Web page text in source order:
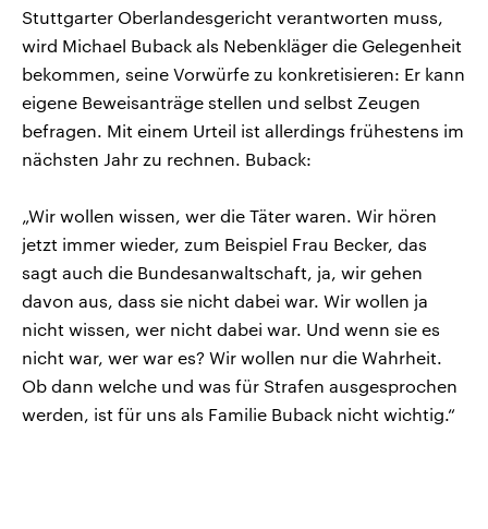
Stuttgarter Oberlandesgericht verantworten muss,
wird Michael Buback als Nebenkläger die Gelegenheit
bekommen, seine Vorwürfe zu konkretisieren: Er kann
eigene Beweisanträge stellen und selbst Zeugen
befragen. Mit einem Urteil ist allerdings frühestens im
nächsten Jahr zu rechnen. Buback:
„Wir wollen wissen, wer die Täter waren. Wir hören
jetzt immer wieder, zum Beispiel Frau Becker, das
sagt auch die Bundesanwaltschaft, ja, wir gehen
davon aus, dass sie nicht dabei war. Wir wollen ja
nicht wissen, wer nicht dabei war. Und wenn sie es
nicht war, wer war es? Wir wollen nur die Wahrheit.
Ob dann welche und was für Strafen ausgesprochen
werden, ist für uns als Familie Buback nicht wichtig.“